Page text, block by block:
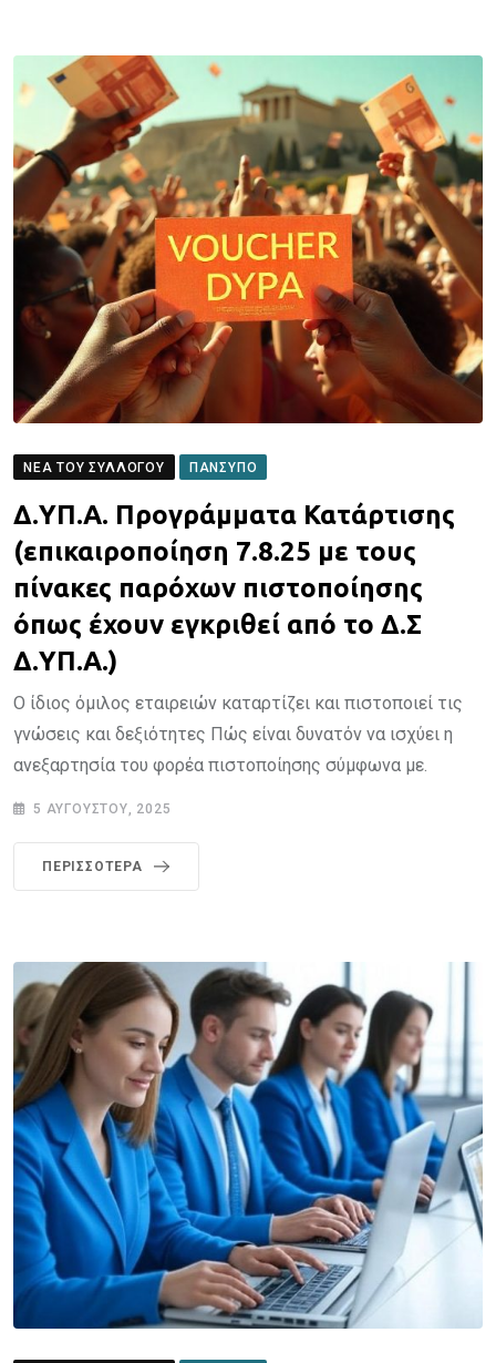
ΝΈΑ ΤΟΥ ΣΥΛΛΌΓΟΥ ΠΑΝΣΥΠΟ
Δ.ΥΠ.Α. Προγράμματα Κατάρτισης
(επικαιροποίηση 7.8.25 με τους
πίνακες παρόχων πιστοποίησης
όπως έχουν εγκριθεί από το Δ.Σ
Δ.ΥΠ.Α.)
Ο ίδιος όμιλος εταιρειών καταρτίζει και πιστοποιεί τις
γνώσεις και δεξιότητες Πώς είναι δυνατόν να ισχύει η
ανεξαρτησία του φορέα πιστοποίησης σύμφωνα με.
5 ΑΥΓΟΎΣΤΟΥ, 2025
ΠΕΡΙΣΣΌΤΕΡΑ